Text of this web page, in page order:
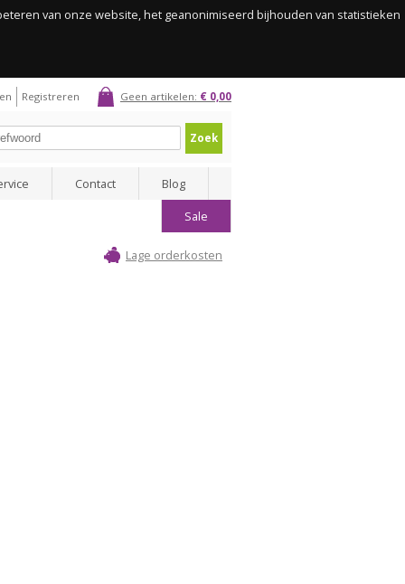
van onze website, het geanonimiseerd bijhouden van statistieken
Geen artikelen: € 0,00
Registreren
Zoek
Contact
Blog
Sale
Lage orderkosten